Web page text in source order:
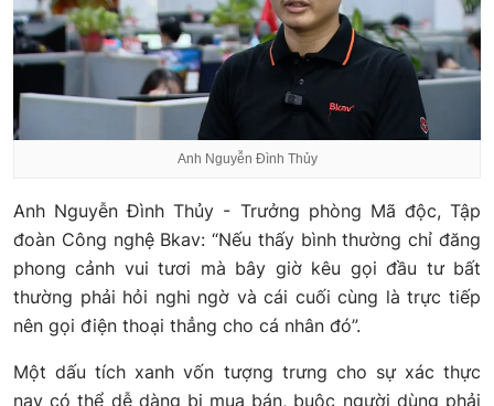
Anh Nguyễn Đình Thủy
Anh Nguyễn Đình Thủy - Trưởng phòng Mã độc, Tập
đoàn Công nghệ Bkav: “Nếu thấy bình thường chỉ đăng
phong cảnh vui tươi mà bây giờ kêu gọi đầu tư bất
thường phải hỏi nghi ngờ và cái cuối cùng là trực tiếp
nên gọi điện thoại thẳng cho cá nhân đó”.
Một dấu tích xanh vốn tượng trưng cho sự xác thực
nay có thể dễ dàng bị mua bán, buộc người dùng phải